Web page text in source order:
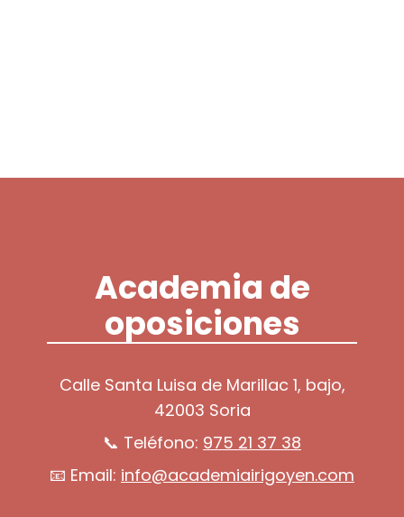
Academia de
oposiciones
Calle Santa Luisa de Marillac 1, bajo,
42003 Soria
📞 Teléfono: 975 21 37 38
📧 Email: info@academiairigoyen.com